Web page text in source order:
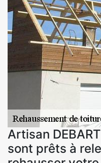
Artisan
sont prêts à